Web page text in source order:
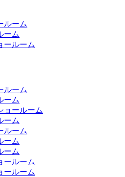
ルーム
ーム
ールーム
ルーム
ーム
ョールーム
ーム
ルーム
ーム
ーム
ールーム
ールーム